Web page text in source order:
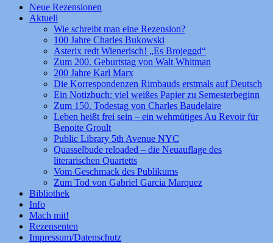
Zum
Inhalt
Neue Rezensionen
Aktuell
Wie schreibt man eine Rezension?
100 Jahre Charles Bukowski
Asterix redt Wienerisch! „Es Brojeggd“
Zum 200. Geburtstag von Walt Whitman
200 Jahre Karl Marx
Die Korrespondenzen Rimbauds erstmals auf Deutsch
Ein Notizbuch: viel weißes Papier zu Semesterbeginn
Zum 150. Todestag von Charles Baudelaire
Leben heißt frei sein – ein wehmütiges Au Revoir für
Benoite Groult
Public Library 5th Avenue NYC
Quasselbude reloaded – die Neuauflage des
literarischen Quartetts
Vom Geschmack des Publikums
Zum Tod von Gabriel Garcia Marquez
Bibliothek
Info
Mach mit!
Rezensenten
Impressum/Datenschutz